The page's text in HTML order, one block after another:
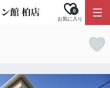
お気に入り
0